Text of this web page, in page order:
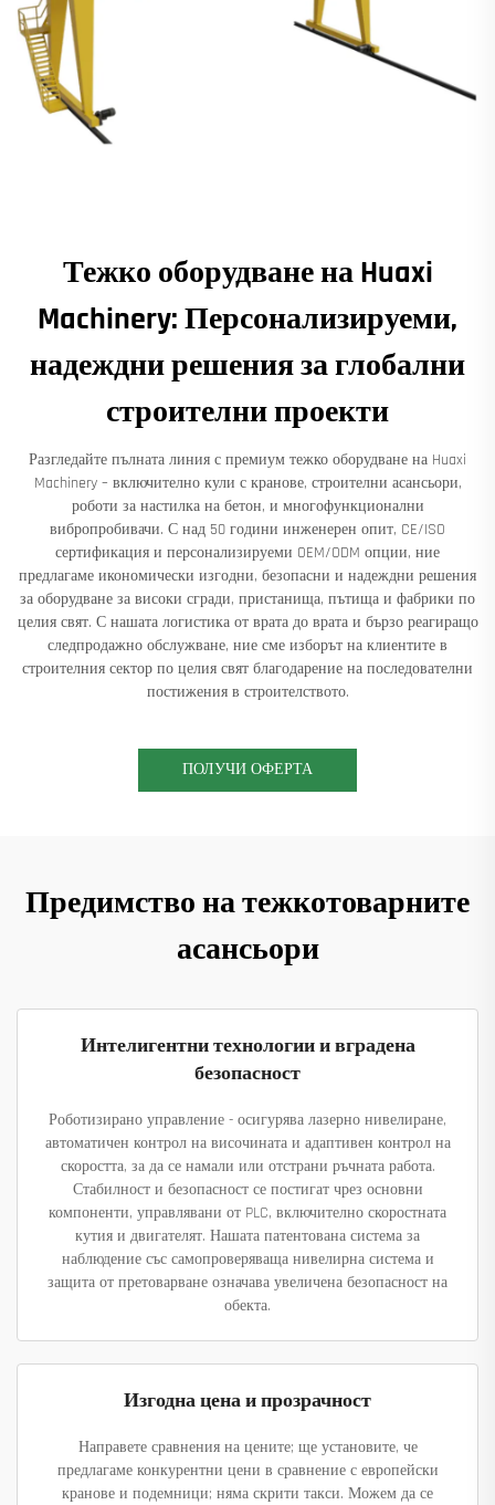
Тежко оборудване на Huaxi
Machinery: Персонализируеми,
надеждни решения за глобални
строителни проекти
Разгледайте пълната линия с премиум тежко оборудване на Huaxi
Machinery – включително кули с кранове, строителни асансьори,
роботи за настилка на бетон, и многофункционални
вибропробивачи. С над 50 години инженерен опит, CE/ISO
сертификация и персонализируеми OEM/ODM опции, ние
предлагаме икономически изгодни, безопасни и надеждни решения
за оборудване за високи сгради, пристанища, пътища и фабрики по
целия свят. С нашата логистика от врата до врата и бързо реагиращо
следпродажно обслужване, ние сме изборът на клиентите в
строителния сектор по целия свят благодарение на последователни
постижения в строителството.
ПОЛУЧИ ОФЕРТА
Предимство на тежкотоварните
асансьори
Интелигентни технологии и вградена
безопасност
Роботизирано управление - осигурява лазерно нивелиране,
автоматичен контрол на височината и адаптивен контрол на
скоростта, за да се намали или отстрани ръчната работа.
Стабилност и безопасност се постигат чрез основни
компоненти, управлявани от PLC, включително скоростната
кутия и двигателят. Нашата патентована система за
наблюдение със самопроверяваща нивелирна система и
защита от претоварване означава увеличена безопасност на
обекта.
Изгодна цена и прозрачност
Направете сравнения на цените; ще установите, че
предлагаме конкурентни цени в сравнение с европейски
кранове и подемници; няма скрити такси. Можем да се